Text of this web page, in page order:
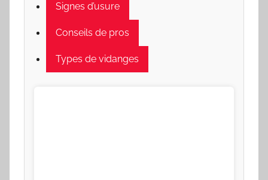
Signes d’usure
Conseils de pros
Types de vidanges